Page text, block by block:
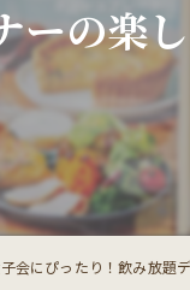
キッシュ
おしゃれ
ーの楽
会にぴったり！飲み放題